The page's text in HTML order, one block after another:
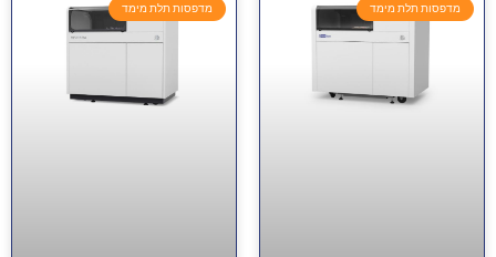
מדפסות תלת מימד מדפסות תלת מימד